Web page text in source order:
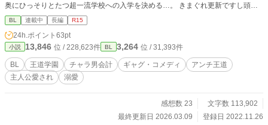
奥にひっそりとたつ超一流学校への入学を決める…。 きまぐれ更新ですし頭の
おかしいキャラ率高めです…寛容な心で見て頂けたら…ただいま迷走中です
BL 連載中 長編 R15
24h.ポイント 63pt
小説 13,846 位 / 228,623件 BL 3,264 位 / 31,393件
BL 王道学園 チャラ男会計 ギャグ・コメディ
アンチ王道
主人公愛され
溺愛
感想数 23
文字数 113,902
最終更新日 2026.03.09
登録日 2022.11.26